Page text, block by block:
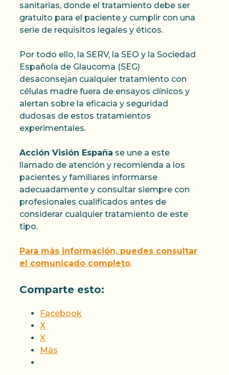
sanitarias, donde el tratamiento debe ser
gratuito para el paciente y cumplir con una
serie de requisitos legales y éticos.
Por todo ello, la SERV, la SEO y la Sociedad
Española de Glaucoma (SEG)
desaconsejan cualquier tratamiento con
células madre fuera de ensayos clínicos y
alertan sobre la eficacia y seguridad
dudosas de estos tratamientos
experimentales.
Acción Visión España se une a este
llamado de atención y recomienda a los
pacientes y familiares informarse
adecuadamente y consultar siempre con
profesionales cualificados antes de
considerar cualquier tratamiento de este
tipo.
Para más información, puedes consultar
el comunicado completo.
Comparte esto:
Facebook
X
X
Más